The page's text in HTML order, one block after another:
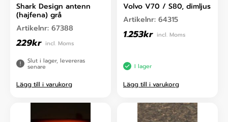
Shark Design antenn
(hajfena) grå
Artikelnr: 67388
229kr incl. Moms
Slut i lager, levereras
senare
Lägg till i varukorg
Volvo V70 / S80, dimljus
Artikelnr: 64315
1.253kr incl. Moms
I lager
Lägg till i varukorg